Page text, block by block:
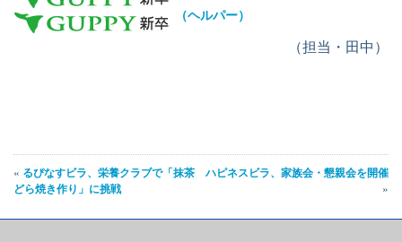
（ヘルパー）
（担当・田中）
« るぴなすビラ、栄養クラブで「抹茶
どら焼き作り」に挑戦
ハピネスビラ、家族会・懇親会を開催
»